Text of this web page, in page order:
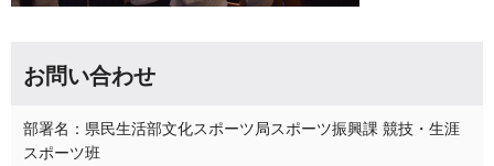
お問い合わせ
部署名：県民生活部文化スポーツ局スポーツ振興課 競技・生涯
スポーツ班